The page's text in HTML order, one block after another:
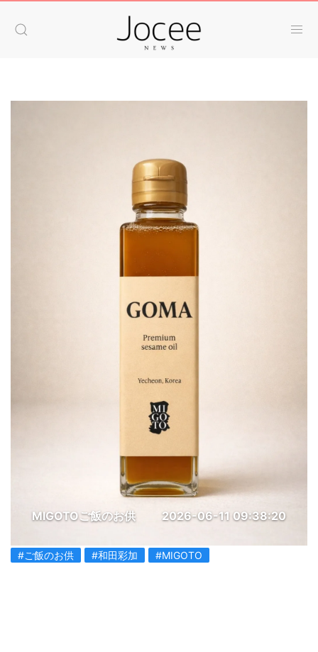
MIGOTOご飯のお供 2026-06-11 09:38:20
#ご飯のお供 #和田彩加 #MIGOTO